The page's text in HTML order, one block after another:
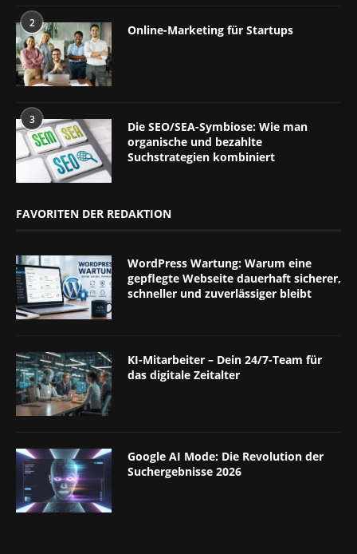
2 Online-Marketing für Startups
3
Die SEO/SEA-Symbiose: Wie man
organische und bezahlte
Suchstrategien kombiniert
FAVORITEN DER REDAKTION
WordPress Wartung: Warum eine
gepflegte Webseite dauerhaft sicherer,
schneller und zuverlässiger bleibt
KI-Mitarbeiter – Dein 24/7-Team für
das digitale Zeitalter
Google AI Mode: Die Revolution der
Suchergebnisse 2026